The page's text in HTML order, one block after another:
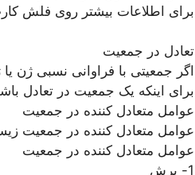
برای اطلاعات بیشتر روی فلش
تعادل در جمعیت
اگر جمعیتی با فراوانی نسبی ژن
برای اینکه یک جمعیت در تعادل
عوامل متعادل کننده در جمعیت
عوامل متعادل کننده در جمعیت
عوامل متعادل کننده در جمعیت
1- پرش